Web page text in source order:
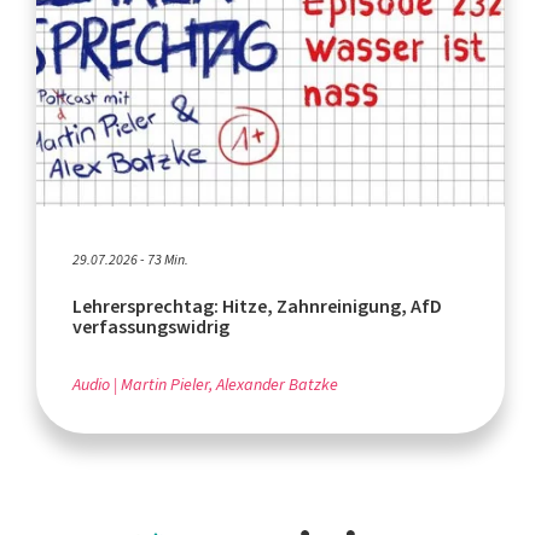
29.07.2026 - 73 Min.
Lehrersprechtag: Hitze, Zahnreinigung, AfD
verfassungswidrig
Audio Martin Pieler, Alexander Batzke